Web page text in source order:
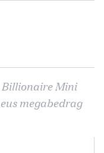
Billionaire Mini
megabedrag